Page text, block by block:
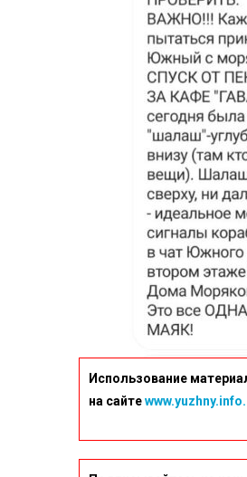
Использование
на сайтеwww.yuzhny.info.